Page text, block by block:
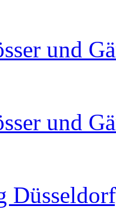
und
und